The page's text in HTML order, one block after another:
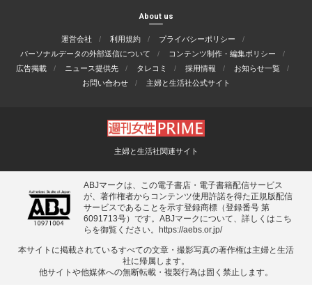
About us
運営会社 利用規約
プライバシーポリシー
パーソナルデータの外部送信について
コンテンツ制作・編集ポリシー
広告掲載
ニュース提供先 タレコミ 採用情報
お知らせ一覧
お問い合わせ
主婦と生活社公式サイト
主婦と生活社関連サイト
ABJマークは、この電子書店・電子書籍配信サービス
が、著作権者からコンテンツ使用許諾を得た正規版配信
サービスであることを示す登録商標（登録番号 第
6091713号）です。ABJマークについて、詳しくはこち
らを御覧ください。
https://aebs.or.jp/
本サイトに掲載されているすべての⽂章・撮影写真の著作権は主婦と⽣活
社に帰属します。
他サイトや他媒体への無断転載・複製⾏為は固く禁⽌します。